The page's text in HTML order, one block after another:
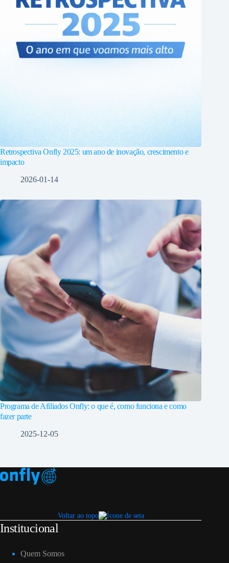
Retrospectiva Onfly 2025: um ano de inovação, crescimento e
impacto
2026-01-14
Programa de Afiliados Onfly: o que é, como funciona e como
fazer parte
2025-12-05
Voltar ao topo
Institucional
Quem Somos